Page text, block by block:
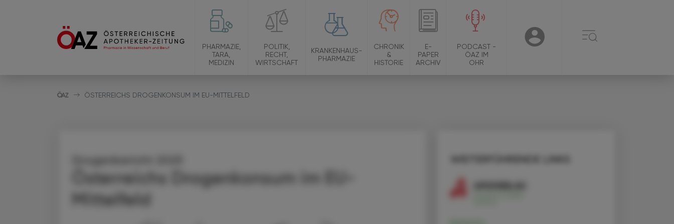
PHARMAZIE,
TARA,
MEDIZIN
POLITIK,
RECHT,
WIRTSCHAFT
KRANKENHAUS-
PHARMAZIE
CHRONIK
&
HISTORIE
E-
PAPER
ARCHIV
PODCAST -
ÖAZ IM
OHR
USER ☰
ÖSTERREICHS DROGENKONSUM IM EU-MITTELFELD
Österreichs Drogenkonsum im EU-
Mittelfeld